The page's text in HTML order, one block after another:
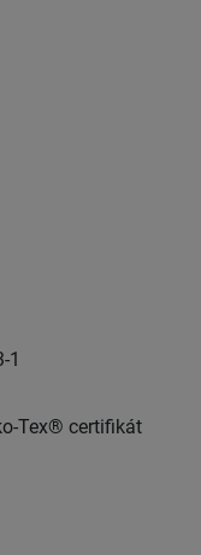
1
Tex® certifikát